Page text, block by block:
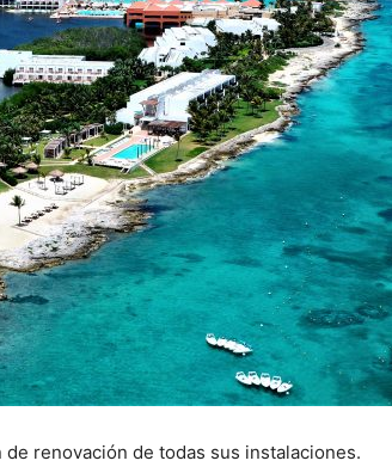
renovación de todas sus instalaciones.